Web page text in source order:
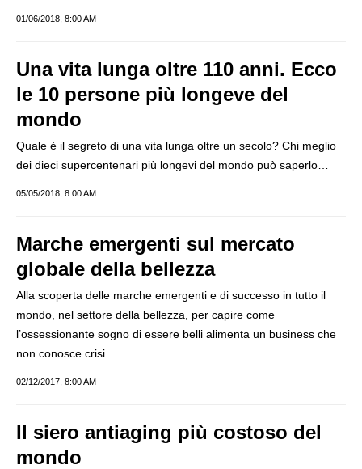
01/06/2018, 8:00 AM
Una vita lunga oltre 110 anni. Ecco
le 10 persone più longeve del
mondo
Quale è il segreto di una vita lunga oltre un secolo? Chi meglio
dei dieci supercentenari più longevi del mondo può saperlo…
05/05/2018, 8:00 AM
Marche emergenti sul mercato
globale della bellezza
Alla scoperta delle marche emergenti e di successo in tutto il
mondo, nel settore della bellezza, per capire come
l’ossessionante sogno di essere belli alimenta un business che
non conosce crisi.
02/12/2017, 8:00 AM
Il siero antiaging più costoso del
mondo